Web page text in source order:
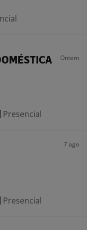
Ontem
Presencial
7 ago
Presencial